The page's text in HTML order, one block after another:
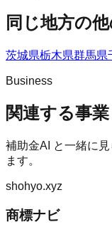
同じ地方の
茨城県栃木県群馬県
Business
関連する事業
補助金AI
と一緒に
ます。
shohyo.xyz
商標ナビ